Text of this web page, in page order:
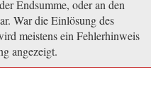
Endsumme, oder an den
War die Einlösung des
meistens ein Fehlerhinweis
angezeigt.